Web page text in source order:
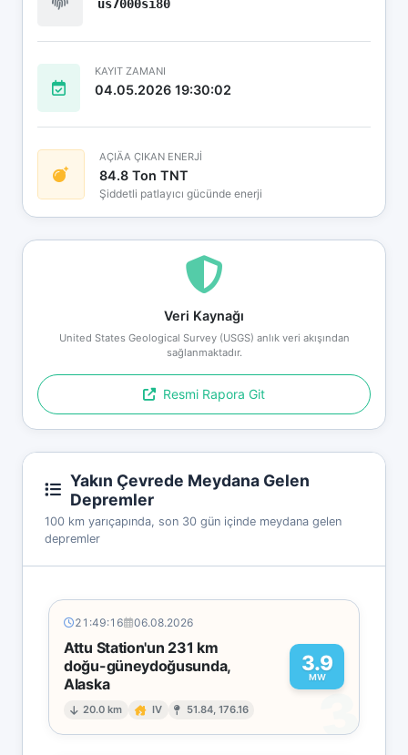
us7000si80
KAYIT ZAMANI
04.05.2026 19:30:02
AÇIÄA ÇIKAN ENERJİ
84.8 Ton TNT
Şiddetli patlayıcı gücünde enerji
Veri Kaynağı
United States Geological Survey (USGS) anlık veri akışından
sağlanmaktadır.
Resmi Rapora Git
Yakın Çevrede Meydana Gelen
Depremler
100 km yarıçapında, son 30 gün içinde meydana gelen
depremler
21:49:16 06.08.2026
Attu Station'un 231 km
doğu-güneydoğusunda,
Alaska
20.0 km IV 51.84, 176.16
3.9
MW
3